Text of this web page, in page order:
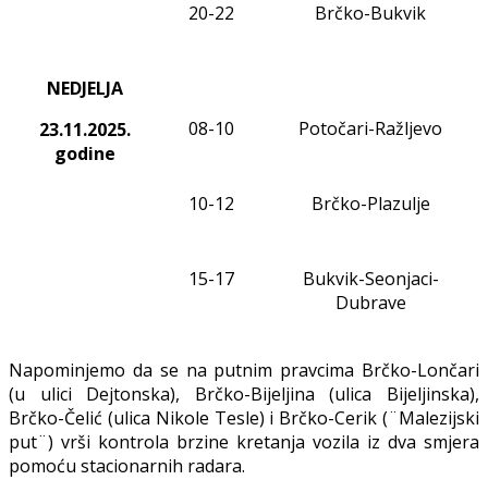
20-22 Brčko-Bukvik
NEDJELJA
23.11.2025.
godine
08-10 Potočari-Ražljevo
10-12 Brčko-Plazulje
15-17
Bukvik-Seonjaci-
Dubrave
Napominjemo da se na putnim pravcima Brčko-Lončari
(u ulici Dejtonska), Brčko-Bijeljina (ulica Bijeljinska),
Brčko-Čelić (ulica Nikole Tesle) i Brčko-Cerik (¨Malezijski
put¨) vrši kontrola brzine kretanja vozila iz dva smjera
pomoću stacionarnih radara.